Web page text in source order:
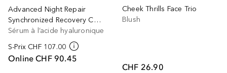
Advanced Night Repair
Synchronized Recovery Complex
Sérum à l’acide hyaluronique
S-Prix CHF 107.00
Online CHF 90.45
Cheek Thrills Face Trio
Blush
CHF 26.90